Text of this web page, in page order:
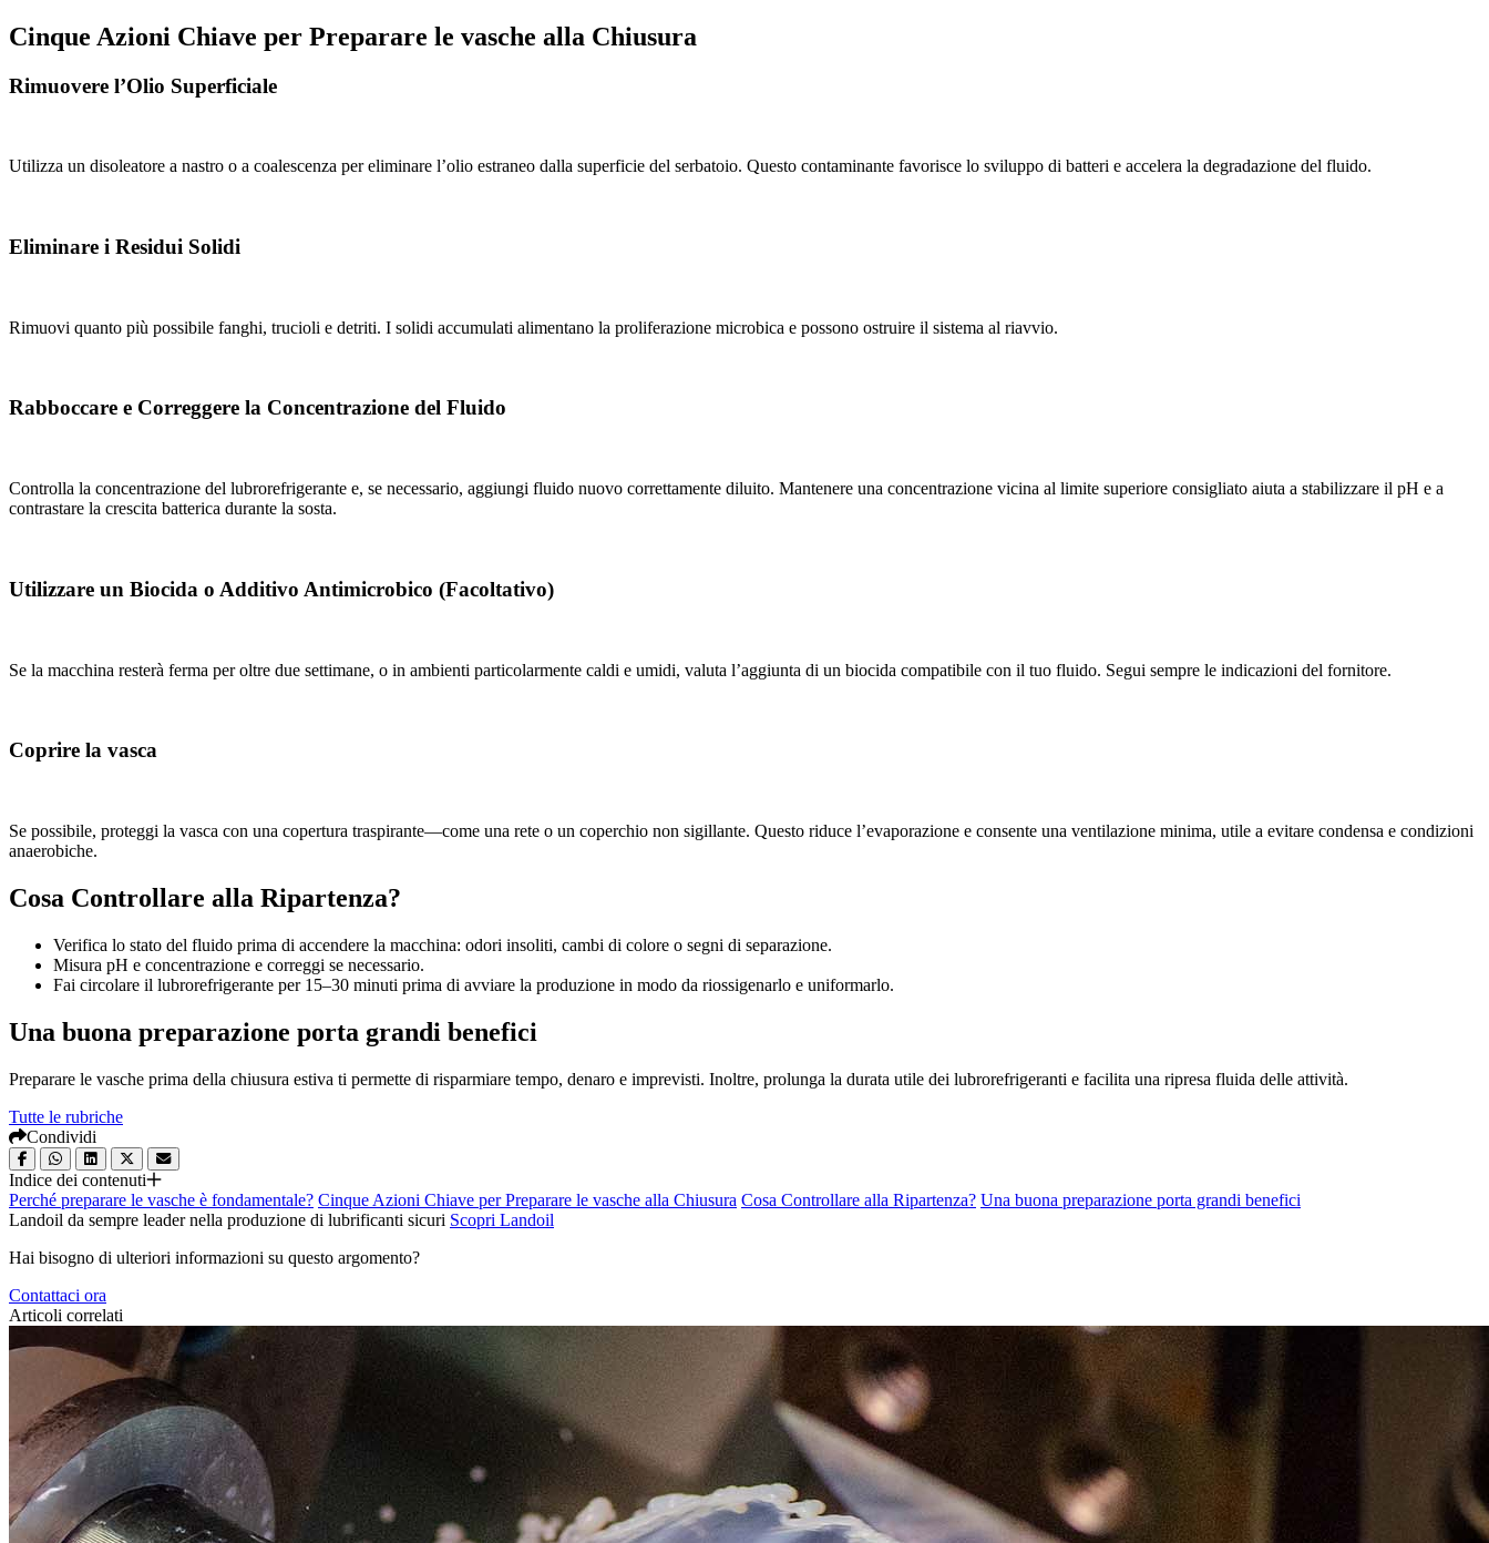
Cinque Azioni Chiave per Preparare le vasche alla Chiusura
Rimuovere l’Olio Superficiale
Utilizza un disoleatore a nastro o a coalescenza per eliminare l’olio estraneo dalla superficie del serbatoio. Questo contaminante favorisce lo sviluppo di batteri e accelera la degradazione del fluido.
Eliminare i Residui Solidi
Rimuovi quanto più possibile fanghi, trucioli e detriti. I solidi accumulati alimentano la proliferazione microbica e possono ostruire il sistema al riavvio.
Rabboccare e Correggere la Concentrazione del Fluido
Controlla la concentrazione del lubrorefrigerante e, se necessario, aggiungi fluido nuovo correttamente diluito. Mantenere una concentrazione vicina al limite superiore consigliato aiuta a stabilizzare il pH e a
contrastare la crescita batterica durante la sosta.
Utilizzare un Biocida o Additivo Antimicrobico (Facoltativo)
Se la macchina resterà ferma per oltre due settimane, o in ambienti particolarmente caldi e umidi, valuta l’aggiunta di un biocida compatibile con il tuo fluido. Segui sempre le indicazioni del fornitore.
Coprire la vasca
Se possibile, proteggi la vasca con una copertura traspirante—come una rete o un coperchio non sigillante. Questo riduce l’evaporazione e consente una ventilazione minima, utile a evitare condensa e condizioni
anaerobiche.
Cosa Controllare alla Ripartenza?
Verifica lo stato del fluido prima di accendere la macchina: odori insoliti, cambi di colore o segni di separazione.
Misura pH e concentrazione e correggi se necessario.
Fai circolare il lubrorefrigerante per 15–30 minuti prima di avviare la produzione in modo da riossigenarlo e uniformarlo.
Una buona preparazione porta grandi benefici
Preparare le vasche prima della chiusura estiva ti permette di risparmiare tempo, denaro e imprevisti. Inoltre, prolunga la durata utile dei lubrorefrigeranti e facilita una ripresa fluida delle attività.
Tutte le rubriche
Condividi
Indice dei contenuti
Perché preparare le vasche è fondamentale? Cinque Azioni Chiave per Preparare le vasche alla Chiusura Cosa Controllare alla Ripartenza? Una buona preparazione porta grandi benefici
Landoil da sempre leader nella produzione di lubrificanti sicuri Scopri Landoil
Hai bisogno di ulteriori informazioni su questo argomento?
Contattaci ora
Articoli correlati